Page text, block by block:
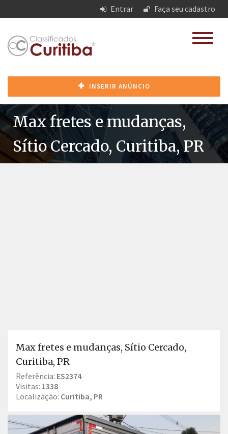
Entrar Faça seu cadastro
INSERIR ANÚNCIO
Max fretes e mudanças,
Sítio Cercado, Curitiba, PR
Max fretes e mudanças, Sítio Cercado,
Curitiba, PR
Referência: ES2374
Visitas: 1338
Localização: Curitiba, PR